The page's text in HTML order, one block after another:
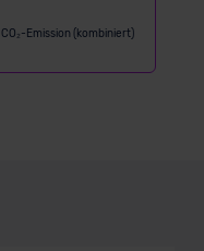
Emission (kombiniert)